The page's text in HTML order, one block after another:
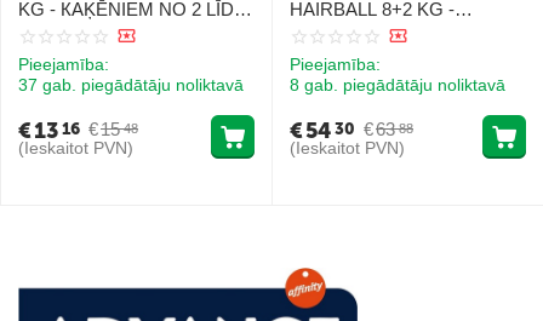
KG - КAĶĒNIEM NO 2 LĪDZ
12 MENEŠIEM (VISTA UN
Pieejamība:
37 gab. piegādātāju noliktavā
€15 48
€1316
(Ieskaitot PVN)
HAIRBALL 8+2 KG -
pilnvērtīga sausā barība
kaķiem, kuriem ir problēmas
ar gremošanas traktu
Pieejamība:
8 gab. piegādātāju noliktavā
€63 88
€5430
(Ieskaitot PVN)